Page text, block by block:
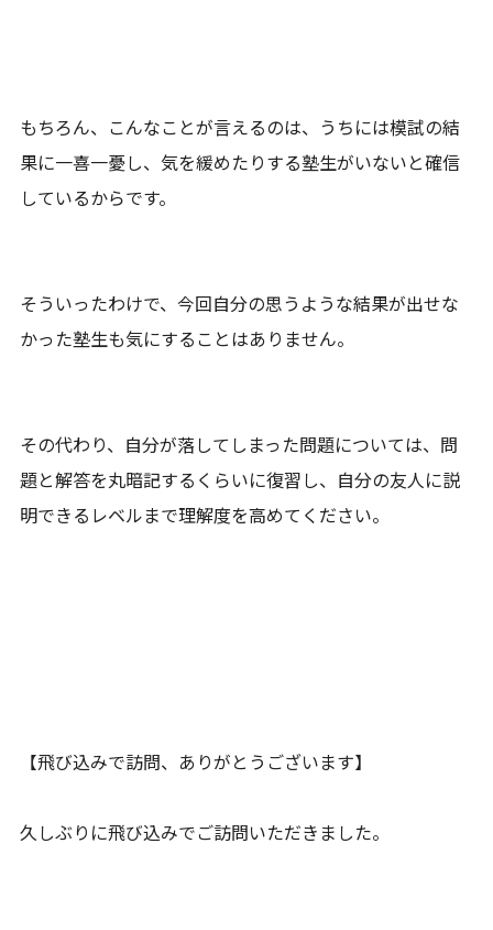
もちろん、こんなことが言えるのは、うちには模試の結
果に一喜一憂し、気を緩めたりする塾生がいないと確信
しているからです。
そういったわけで、今回自分の思うような結果が出せな
かった塾生も気にすることはありません。
その代わり、自分が落してしまった問題については、問
題と解答を丸暗記するくらいに復習し、自分の友人に説
明できるレベルまで理解度を高めてください。
【飛び込みで訪問、ありがとうございます】
久しぶりに飛び込みでご訪問いただきました。